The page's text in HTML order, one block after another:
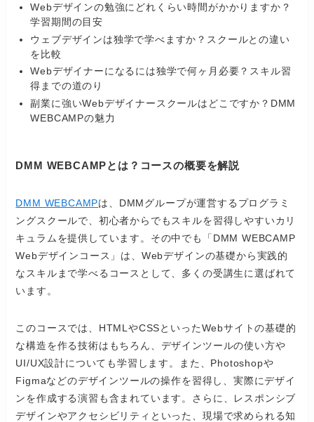
Webデザインの勉強にどれくらい時間がかかりますか？
学習期間の目安
ウェブデザインは独学で学べますか？スクールとの違い
を比較
Webデザイナーになるには独学で何ヶ月必要？スキル習
得までの道のり
副業に強いWebデザイナースクールはどこですか？DMM
WEBCAMPの魅力
DMM WEBCAMPとは？コースの概要を解説
DMM WEBCAMPは、DMMグループが運営するプログラミ
ングスクールで、初心者からでもスキルを習得しやすいカリ
キュラムを提供しています。その中でも「DMM WEBCAMP
Webデザインコース」は、Webデザインの基礎から実践的
なスキルまで学べるコースとして、多くの受講生に選ばれて
います。
このコースでは、HTMLやCSSといったWebサイトの基礎的
な構造を作る技術はもちろん、デザインツールの使い方や
UI/UX設計についても学習します。また、Photoshopや
Figmaなどのデザインツールの操作を習得し、実際にデザイ
ンを作成する演習も含まれています。さらに、レスポンシブ
デザインやアクセシビリティといった、現場で求められる知